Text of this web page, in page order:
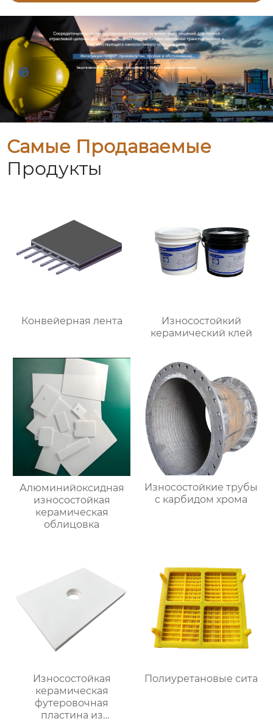
Самые Продаваемые
Продукты
Конвейерная лента
Износостойкий
керамический клей
Алюминийоксидная
износостойкая
керамическая
облицовка
Износостойкие трубы
с карбидом хрома
Износостойкая
керамическая
футеровочная
пластина из
Полиуретановые сита